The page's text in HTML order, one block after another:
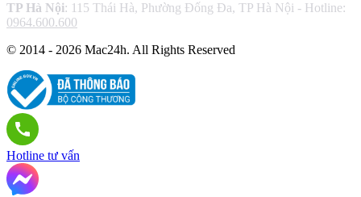
TP Hà Nội: 115 Thái Hà, Phường Đống Đa, TP Hà Nội - Hotline:
0964.600.600
© 2014 - 2026 Mac24h. All Rights Reserved
Hotline tư vấn